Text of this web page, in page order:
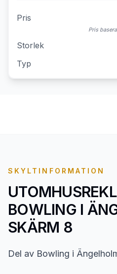
Pris
Pris
Storlek
Typ
SKYLTINFORMATION
BOWLING I
SKÄRM 8
Del av Bowling i